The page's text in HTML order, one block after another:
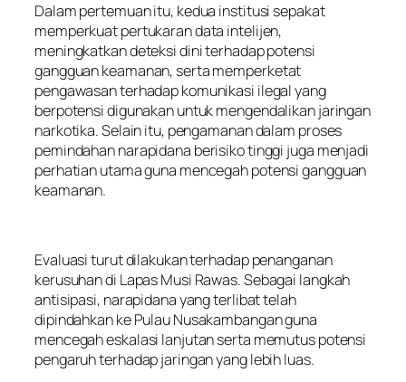
Dalam pertemuan itu, kedua institusi sepakat
memperkuat pertukaran data intelijen,
meningkatkan deteksi dini terhadap potensi
gangguan keamanan, serta memperketat
pengawasan terhadap komunikasi ilegal yang
berpotensi digunakan untuk mengendalikan jaringan
narkotika. Selain itu, pengamanan dalam proses
pemindahan narapidana berisiko tinggi juga menjadi
perhatian utama guna mencegah potensi gangguan
keamanan.
Evaluasi turut dilakukan terhadap penanganan
kerusuhan di Lapas Musi Rawas. Sebagai langkah
antisipasi, narapidana yang terlibat telah
dipindahkan ke Pulau Nusakambangan guna
mencegah eskalasi lanjutan serta memutus potensi
pengaruh terhadap jaringan yang lebih luas.